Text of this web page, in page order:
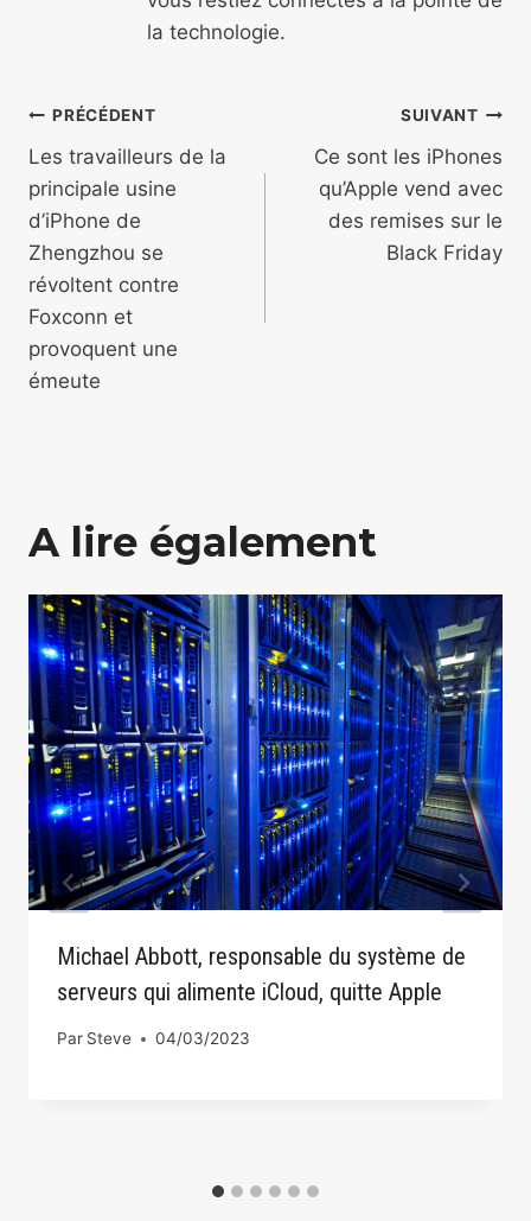
la technologie.
Navigation
de
l’article
PRÉCÉDENT
Les travailleurs de la
principale usine
d’iPhone de
Zhengzhou se
révoltent contre
Foxconn et
provoquent une
émeute
SUIVANT
Ce sont les iPhones
qu’Apple vend avec
des remises sur le
Black Friday
A lire également
Michael Abbott, responsable du système de
serveurs qui alimente iCloud, quitte Apple
Par Steve 04/03/2023